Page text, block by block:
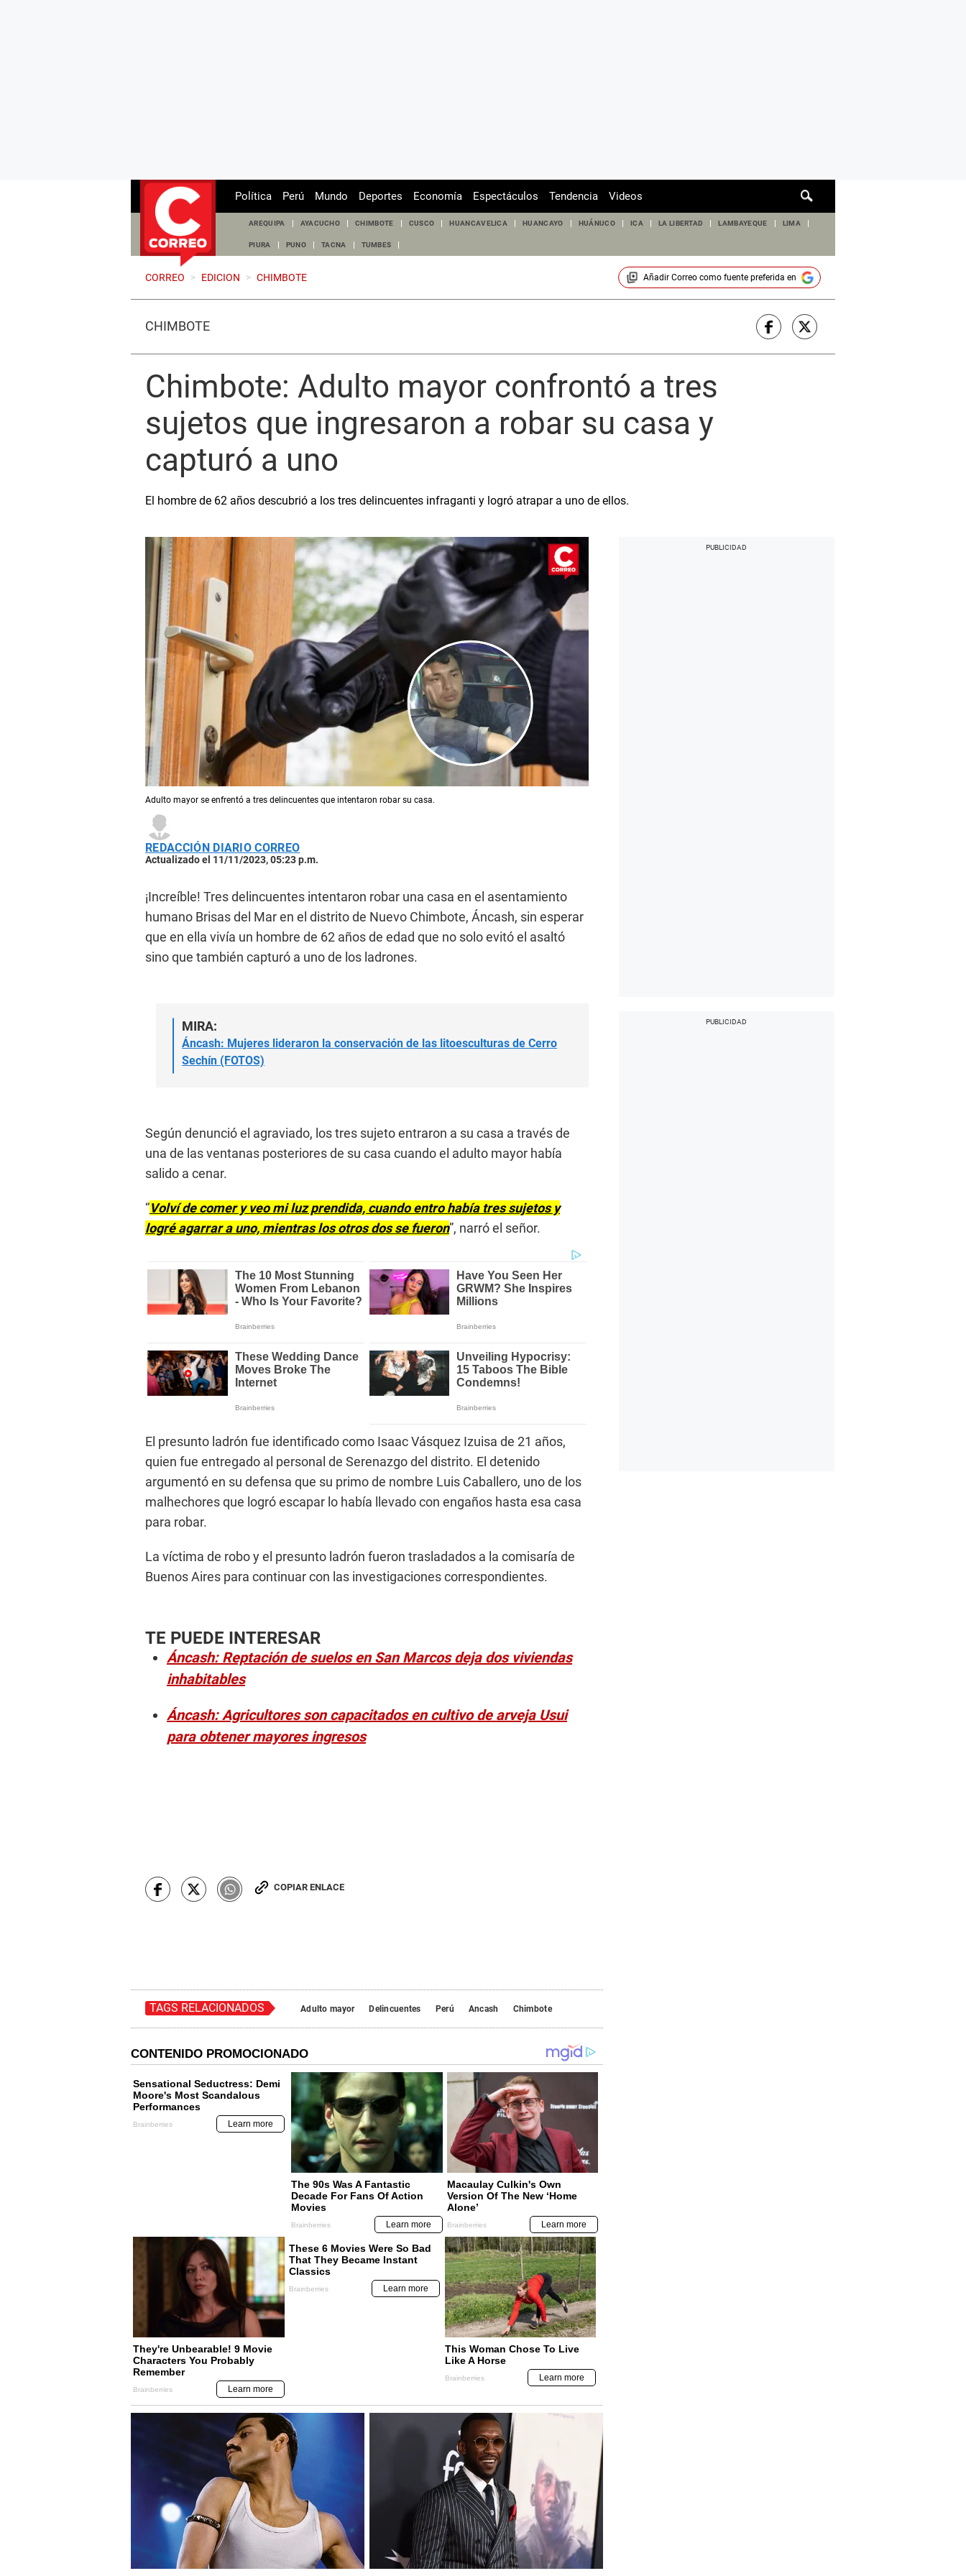
de
Política Perú Mundo Deportes Economía Espectáculos Tendencia Videos
AREQUIPA AYACUCHO CHIMBOTE CUSCO HUANCAVELICA HUANCAYO HUÁNUCO ICA LA LIBERTAD LAMBAYEQUE LIMA
PIURA PUNO TACNA TUMBES
CORREO > EDICION > CHIMBOTE Añadir Correocomo fuente preferida en
CHIMBOTE
Chimbote: Adulto mayor confrontó a tres
sujetos que ingresaron a robar su casa y
capturó a uno
El hombre de 62 años descubrió a los tres delincuentes infraganti y logró atrapar a uno de ellos.
Adulto mayor se enfrentó a tres delincuentes que intentaron robar su casa.
REDACCIÓN DIARIO CORREO
Actualizado el 11/11/2023, 05:23 p.m.
¡Increíble! Tres delincuentes intentaron robar una casa en el asentamiento
humano Brisas del Mar en el distrito de Nuevo Chimbote, Áncash, sin esperar
que en ella vivía un hombre de 62 años de edad que no solo evitó el asaltó
sino que también capturó a uno de los ladrones.
MIRA:
Áncash: Mujeres lideraron la conservación de las litoesculturas de Cerro
Sechín (FOTOS)
Según denunció el agraviado, los tres sujeto entraron a su casa a través de
una de las ventanas posteriores de su casa cuando el adulto mayor había
salido a cenar.
“Volví de comer y veo mi luz prendida, cuando entro había tres sujetos y
logré agarrar a uno, mientras los otros dos se fueron”, narró el señor.
El presunto ladrón fue identificado como Isaac Vásquez Izuisa de 21 años,
quien fue entregado al personal de Serenazgo del distrito. El detenido
argumentó en su defensa que su primo de nombre Luis Caballero, uno de los
malhechores que logró escapar lo había llevado con engaños hasta esa casa
para robar.
La víctima de robo y el presunto ladrón fueron trasladados a la comisaría de
Buenos Aires para continuar con las investigaciones correspondientes.
TE PUEDE INTERESAR
Áncash: Reptación de suelos en San Marcos deja dos viviendas
inhabitables
Áncash: Agricultores son capacitados en cultivo de arveja Usui
para obtener mayores ingresos
COPIAR ENLACE
TAGS RELACIONADOS Adulto mayor Delincuentes Perú Ancash Chimbote